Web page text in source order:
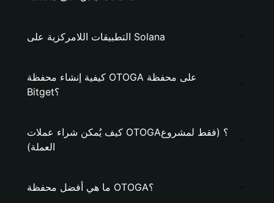
التطبيقات اللامركزية على Solana
كيفية إنشاء محفظة OTOGA على محفظة
Bitget؟
كيف يُمكن شراء عملات OTOGA؟ (فقط لمشروع
العملة)
ما هي أفضل محفظة OTOGA؟